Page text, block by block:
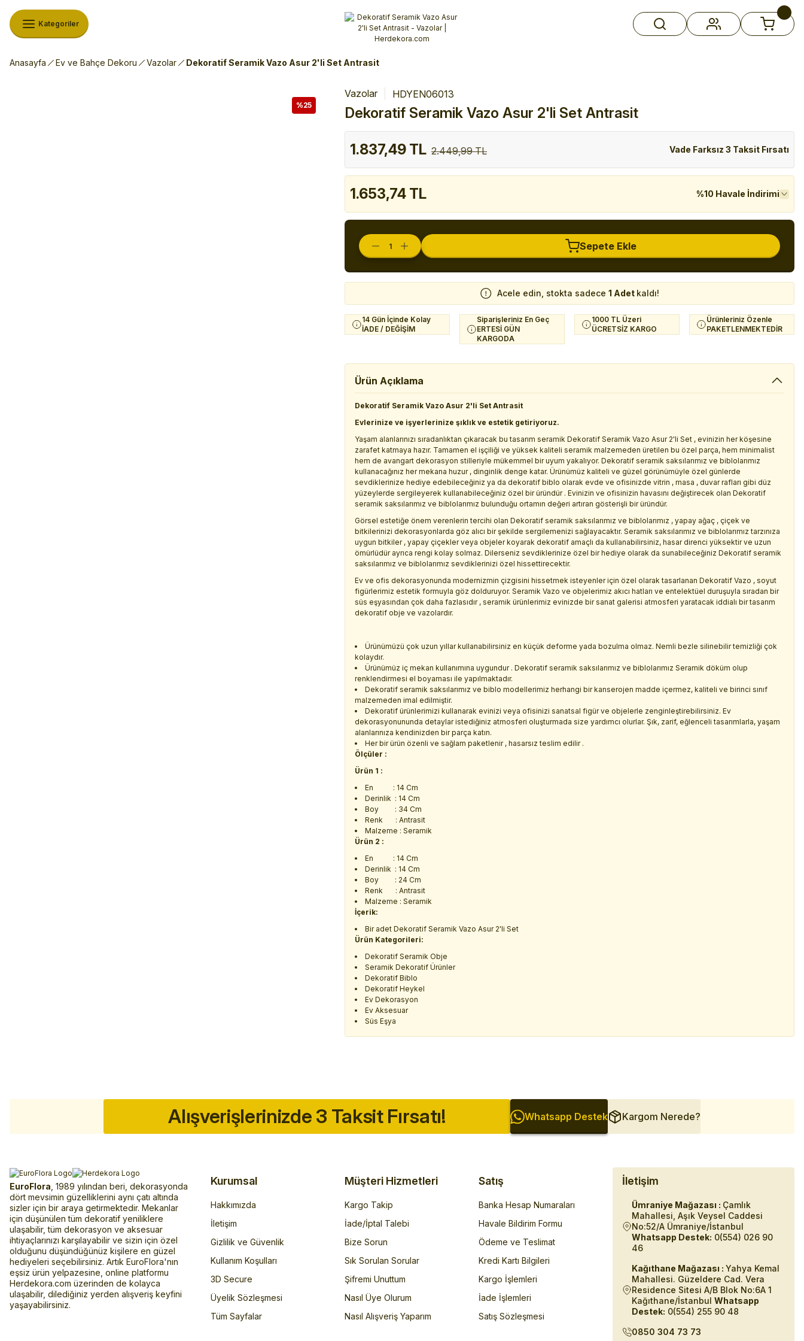
Alışverişlerinizde 3 Taksit Fırsatı!İlk siparişinizi verin!
%10 Havale İndirimi
Şimdi Alışveriş yap!
Kategoriler
Anasayfa Ev ve Bahçe Dekoru Vazolar Dekoratif Seramik Vazo Asur 2'li Set Antrasit
%25
Vazolar HDYEN06013
Dekoratif Seramik Vazo Asur 2'li Set Antrasit
1.837,49 TL 2.449,99 TL Vade Farksız 3 Taksit Fırsatı
1.653,74 TL %10 Havale İndirimi
Sepete Ekle
Acele edin, stokta sadece 1 Adet kaldı!
14 Gün İçinde Kolay
İADE / DEĞİŞİM
Siparişleriniz En Geç
ERTESİ GÜN
KARGODA
1000 TL Üzeri
ÜCRETSİZ KARGO
Ürünleriniz Özenle
PAKETLENMEKTEDİR
Ürün Açıklama
Dekoratif Seramik Vazo Asur 2'li Set Antrasit
Evlerinize ve işyerlerinize şıklık ve estetik getiriyoruz.
Yaşam alanlarınızı sıradanlıktan çıkaracak bu tasarım seramik Dekoratif Seramik Vazo Asur 2'li Set , evinizin her köşesine
zarafet katmaya hazır. Tamamen el işçiliği ve yüksek kaliteli seramik malzemeden üretilen bu özel parça, hem minimalist
hem de avangart dekorasyon stilleriyle mükemmel bir uyum yakalıyor. Dekoratif seramik saksılarımız ve biblolarımız
kullanacağınız her mekana huzur , dinginlik denge katar. Ürünümüz kaliteli ve güzel görünümüyle özel günlerde
sevdiklerinize hediye edebileceğiniz ya da dekoratif biblo olarak evde ve ofisinizde vitrin , masa , duvar rafları gibi düz
yüzeylerde sergileyerek kullanabileceğiniz özel bir üründür . Evinizin ve ofisinizin havasını değiştirecek olan Dekoratif
seramik saksılarımız ve biblolarımız bulunduğu ortamın değeri artıran gösterişli bir üründür.
Görsel estetiğe önem verenlerin tercihi olan Dekoratif seramik saksılarımız ve biblolarımız , yapay ağaç , çiçek ve
bitkilerinizi dekorasyonlarda göz alıcı bir şekilde sergilemenizi sağlayacaktır. Seramik saksılarımız ve biblolarımız tarzınıza
uygun bitkiler , yapay çiçekler veya objeler koyarak dekoratif amaçlı da kullanabilirsiniz, hasar direnci yüksektir ve uzun
ömürlüdür ayrıca rengi kolay solmaz. Dilerseniz sevdiklerinize özel bir hediye olarak da sunabileceğiniz Dekoratif seramik
saksılarımız ve biblolarımız sevdiklerinizi özel hissettirecektir.
Ev ve ofis dekorasyonunda modernizmin çizgisini hissetmek isteyenler için özel olarak tasarlanan Dekoratif Vazo , soyut
figürlerimiz estetik formuyla göz dolduruyor. Seramik Vazo ve objelerimiz akıcı hatları ve entelektüel duruşuyla sıradan bir
süs eşyasından çok daha fazlasıdır , seramik ürünlerimiz evinizde bir sanat galerisi atmosferi yaratacak iddialı bir tasarım
dekoratif obje ve vazolardır.
Ürünümüzü çok uzun yıllar kullanabilirsiniz en küçük deforme yada bozulma olmaz. Nemli bezle silinebilir temizliği çok
kolaydır.
Ürünümüz iç mekan kullanımına uygundur . Dekoratif seramik saksılarımız ve biblolarımız Seramik döküm olup
renklendirmesi el boyaması ile yapılmaktadır.
Dekoratif seramik saksılarımız ve biblo modellerimiz herhangi bir kanserojen madde içermez, kaliteli ve birinci sınıf
malzemeden imal edilmiştir.
Dekoratif ürünlerimizi kullanarak evinizi veya ofisinizi sanatsal figür ve objelerle zenginleştirebilirsiniz. Ev
dekorasyonununda detaylar istediğiniz atmosferi oluşturmada size yardımcı olurlar. Şık, zarif, eğlenceli tasarımlarla, yaşam
alanlarınıza kendinizden bir parça katın.
Her bir ürün özenli ve sağlam paketlenir , hasarsız teslim edilir .
Ölçüler :
Ürün 1 :
En : 14 Cm
Derinlik : 14 Cm
Boy : 34 Cm
Renk : Antrasit
Malzeme : Seramik
Ürün 2 :
En : 14 Cm
Derinlik : 14 Cm
Boy : 24 Cm
Renk : Antrasit
Malzeme : Seramik
İçerik:
Bir adet Dekoratif Seramik Vazo Asur 2'li Set
Ürün Kategorileri:
Dekoratif Seramik Obje
Seramik Dekoratif Ürünler
Dekoratif Biblo
Dekoratif Heykel
Ev Dekorasyon
Ev Aksesuar
Süs Eşya
Alışverişlerinizde 3 Taksit Fırsatı! Whatsapp Destek Kargom Nerede?
EuroFlora , 1989 yılından beri, dekorasyonda
dört mevsimin güzelliklerini aynı çatı altında
sizler için bir araya getirmektedir. Mekanlar
için düşünülen tüm dekoratif yeniliklere
ulaşabilir, tüm dekorasyon ve aksesuar
ihtiyaçlarınızı karşılayabilir ve sizin için özel
olduğunu düşündüğünüz kişilere en güzel
hediyeleri seçebilirsiniz. Artık EuroFlora'nın
eşsiz ürün yelpazesine, online platformu
Herdekora.com üzerinden de kolayca
ulaşabilir, dilediğiniz yerden alışveriş keyfini
yaşayabilirsiniz.
Kurumsal
Hakkımızda
İletişim
Gizlilik ve Güvenlik
Kullanım Koşulları
3D Secure
Üyelik Sözleşmesi
Tüm Sayfalar
Müşteri Hizmetleri
Kargo Takip
İade/İptal Talebi
Bize Sorun
Sık Sorulan Sorular
Şifremi Unuttum
Nasıl Üye Olurum
Nasıl Alışveriş Yaparım
Satış
Banka Hesap Numaraları
Havale Bildirim Formu
Ödeme ve Teslimat
Kredi Kartı Bilgileri
Kargo İşlemleri
İade İşlemleri
Satış Sözleşmesi
İletişim
Ümraniye Mağazası : Çamlık
Mahallesi, Aşık Veysel Caddesi
No:52/A Ümraniye/İstanbul
Whatsapp Destek: 0(554) 026 90
46
Kağıthane Mağazası : Yahya Kemal
Mahallesi. Güzeldere Cad. Vera
Residence Sitesi A/B Blok No:6A 1
Kağıthane/İstanbul Whatsapp
Destek: 0(554) 255 90 48
0850 304 73 73